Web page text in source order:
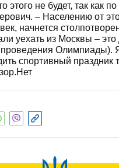
этого не будет, так как
– Населению от
начнется
уехать из Москвы –
Олимпиады).
спортивный праздник